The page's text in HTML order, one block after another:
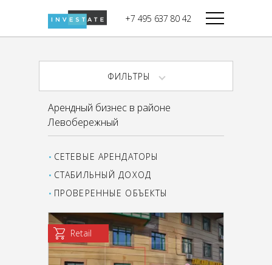
+7 495 637 80 42
Дикси
Магнолия
В башне
Запад
Башня Федерация-I
Восток
Город Столиц,
Северный блок
Южный блок
ФИЛЬТРЫ
Арендный бизнес в районе
Левобережный
СЕТЕВЫЕ АРЕНДАТОРЫ
СТАБИЛЬНЫЙ ДОХОД
ПРОВЕРЕННЫЕ ОБЪЕКТЫ
Retail